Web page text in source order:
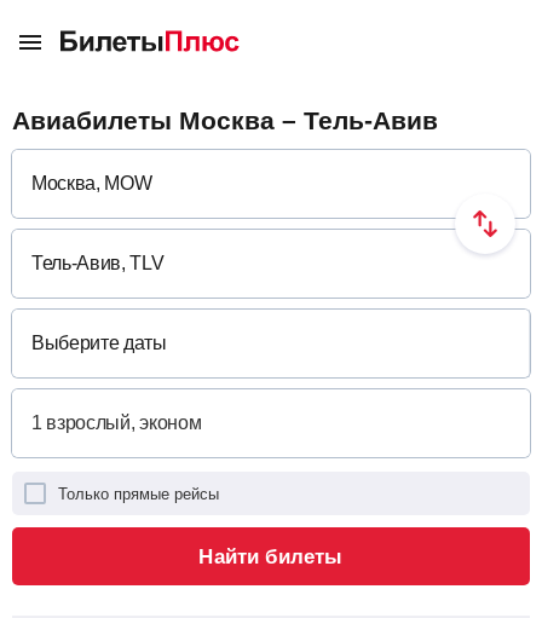
Авиабилеты Москва – Тель-Авив
Выберите даты
Только прямые рейсы
Найти билеты